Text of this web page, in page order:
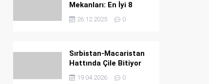
Mekanları: En İyi 8
Mekan
26.12.2025 0
Sırbistan-Macaristan
Hattında Çile Bitiyor
19.04.2026 0